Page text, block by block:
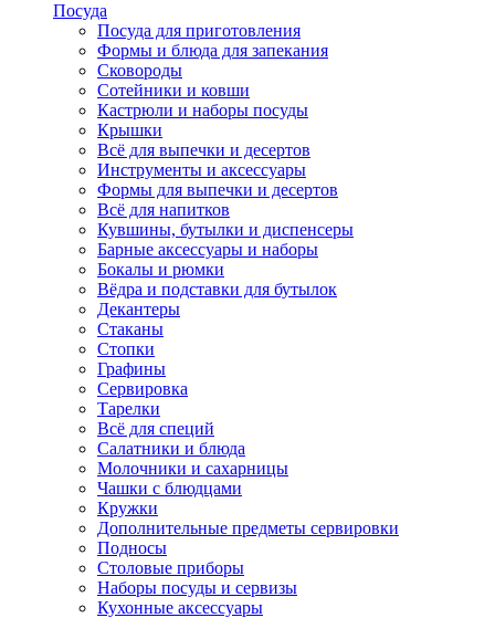
Посуда
Посуда для приготовления
Формы и блюда для запекания
Сковороды
Сотейники и ковши
Кастрюли и наборы посуды
Крышки
Всё для выпечки и десертов
Инструменты и аксессуары
Формы для выпечки и десертов
Всё для напитков
Кувшины, бутылки и диспенсеры
Барные аксессуары и наборы
Бокалы и рюмки
Вёдра и подставки для бутылок
Декантеры
Стаканы
Стопки
Графины
Сервировка
Тарелки
Всё для специй
Салатники и блюда
Молочники и сахарницы
Чашки с блюдцами
Кружки
Дополнительные предметы сервировки
Подносы
Столовые приборы
Наборы посуды и сервизы
Кухонные аксессуары